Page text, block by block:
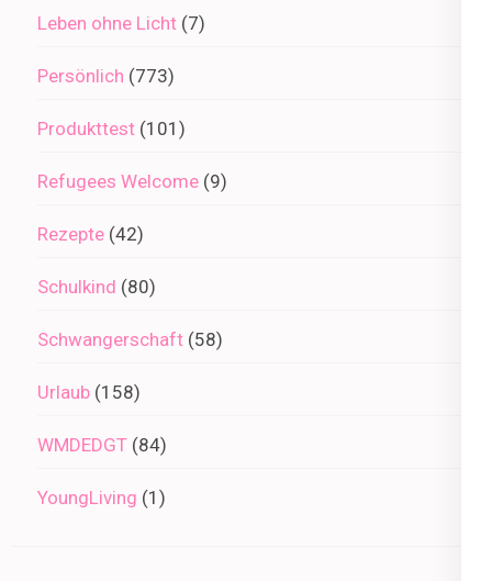
Leben ohne Licht (7)
Persönlich (773)
Produkttest (101)
Refugees Welcome (9)
Rezepte (42)
Schulkind (80)
Schwangerschaft (58)
Urlaub (158)
WMDEDGT (84)
YoungLiving (1)